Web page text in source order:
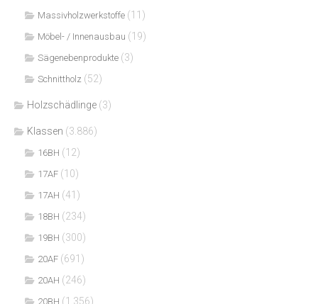
Massivholzwerkstoffe (11)
Möbel- / Innenausbau (19)
Sägenebenprodukte (3)
Schnittholz (52)
Holzschädlinge (3)
Klassen (3.886)
16BH (12)
17AF (10)
17AH (41)
18BH (234)
19BH (300)
20AF (691)
20AH (246)
20BH (1.356)